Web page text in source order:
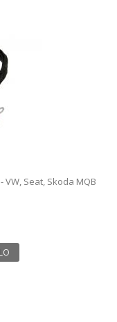
Seat, Skoda MQB